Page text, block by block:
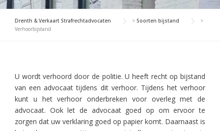
Drenth & Verkaart Strafrechtadvocaten > Soorten bijstand
>
Verhoorbijstand
U wordt verhoord door de politie. U heeft recht op bijstand
van een advocaat tijdens dit verhoor. Tijdens het verhoor
kunt u het verhoor onderbreken voor overleg met de
advocaat. Ook let de advocaat goed op om ervoor te
zorgen dat uw verklaring goed op papier komt. Daarnaast is